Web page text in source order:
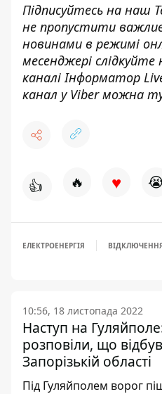
Підписуйтесь на наш
не пропустити
новинами в режимі
месенджері
каналі Інформатор
канал у Viber можна
👍 🔥 ♥
ЕЛЕКТРОЕНЕРГІЯ
10:56, 18 листопада 2022
Наступ на
розповіли, що
Запорізькій області
Під Гуляйполем ворог